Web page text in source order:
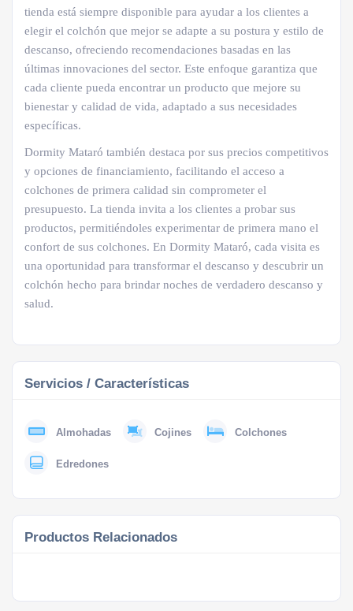
tienda está siempre disponible para ayudar a los clientes a
elegir el colchón que mejor se adapte a su postura y estilo de
descanso, ofreciendo recomendaciones basadas en las
últimas innovaciones del sector. Este enfoque garantiza que
cada cliente pueda encontrar un producto que mejore su
bienestar y calidad de vida, adaptado a sus necesidades
específicas.
Dormity Mataró también destaca por sus precios competitivos
y opciones de financiamiento, facilitando el acceso a
colchones de primera calidad sin comprometer el
presupuesto. La tienda invita a los clientes a probar sus
productos, permitiéndoles experimentar de primera mano el
confort de sus colchones. En Dormity Mataró, cada visita es
una oportunidad para transformar el descanso y descubrir un
colchón hecho para brindar noches de verdadero descanso y
salud.
Servicios / Características
Almohadas Cojines Colchones
Edredones
Productos Relacionados